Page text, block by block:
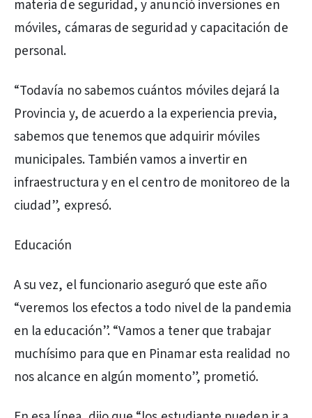
materia de seguridad, y anunció inversiones en
móviles, cámaras de seguridad y capacitación de
personal.
“Todavía no sabemos cuántos móviles dejará la
Provincia y, de acuerdo a la experiencia previa,
sabemos que tenemos que adquirir móviles
municipales. También vamos a invertir en
infraestructura y en el centro de monitoreo de la
ciudad”, expresó.
Educación
A su vez, el funcionario aseguró que este año
“veremos los efectos a todo nivel de la pandemia
en la educación”. “Vamos a tener que trabajar
muchísimo para que en Pinamar esta realidad no
nos alcance en algún momento”, prometió.